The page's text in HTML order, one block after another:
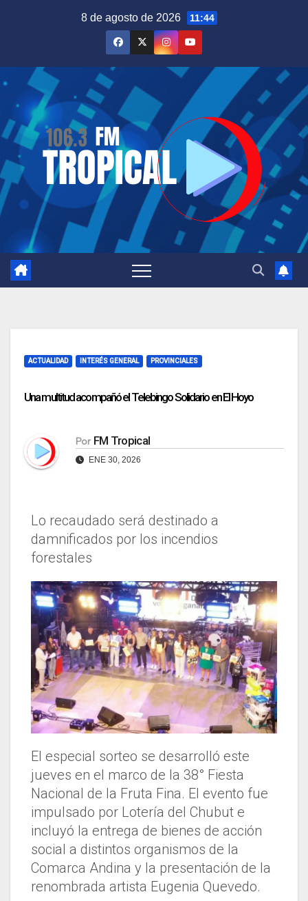
8 de agosto de 2026 11:44
ACTUALIDAD INTERÉS GENERAL PROVINCIALES
Una multitud acompañó el Telebingo Solidario en El Hoyo
Por FM Tropical
ENE 30, 2026
Lo recaudado será destinado a
damnificados por los incendios
forestales
El especial sorteo se desarrolló este
jueves en el marco de la 38° Fiesta
Nacional de la Fruta Fina. El evento fue
impulsado por Lotería del Chubut e
incluyó la entrega de bienes de acción
social a distintos organismos de la
Comarca Andina y la presentación de la
renombrada artista Eugenia Quevedo.